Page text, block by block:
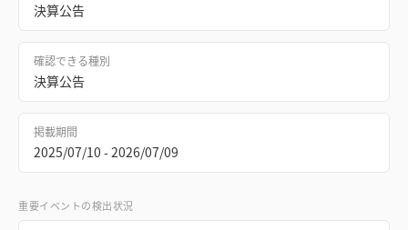
決算公告
確認できる種別
決算公告
掲載期間
2025/07/10 - 2026/07/09
重要イベントの検出状況